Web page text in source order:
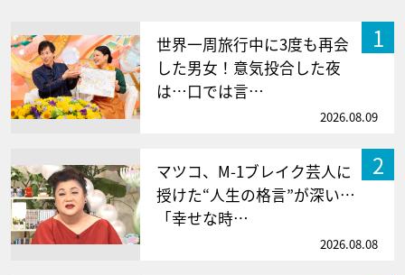
1
世界一周旅行中に3度も再会
した男女！意気投合した夜
は…口では言…
2026.08.09
2
マツコ、M-1ブレイク芸人に
授けた“人生の格言”が深い…
「幸せな時…
2026.08.08